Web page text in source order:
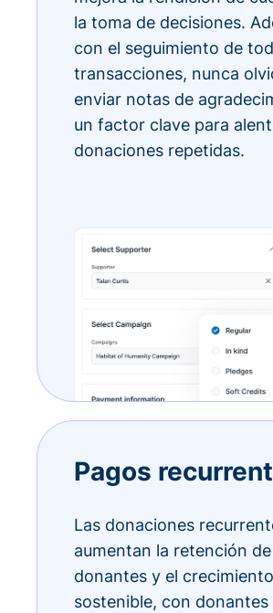
la toma de decisiones.
con el seguimiento de
transacciones, nunca
enviar notas de
un factor clave para
donaciones repetidas.
Pagos
Las donaciones
aumentan la retención de
donantes y el crecimiento
sostenible, con donantes